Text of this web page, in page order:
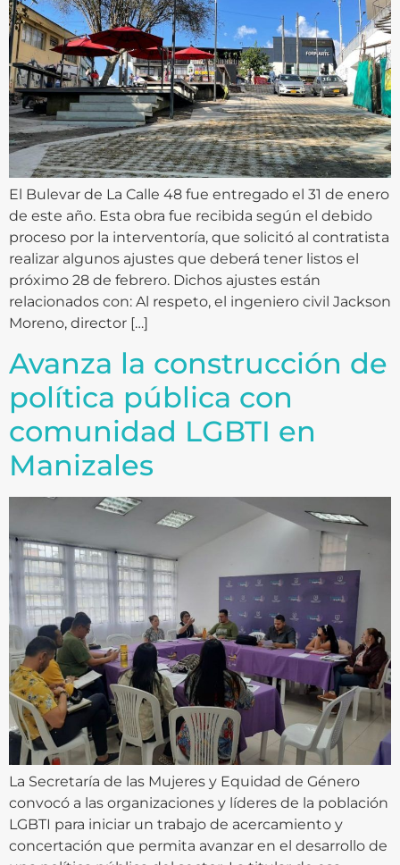
El Bulevar de La Calle 48 fue entregado el 31 de enero
de este año. Esta obra fue recibida según el debido
proceso por la interventoría, que solicitó al contratista
realizar algunos ajustes que deberá tener listos el
próximo 28 de febrero. Dichos ajustes están
relacionados con: Al respeto, el ingeniero civil Jackson
Moreno, director […]
Avanza la construcción de
política pública con
comunidad LGBTI en
Manizales
La Secretaría de las Mujeres y Equidad de Género
convocó a las organizaciones y líderes de la población
LGBTI para iniciar un trabajo de acercamiento y
concertación que permita avanzar en el desarrollo de